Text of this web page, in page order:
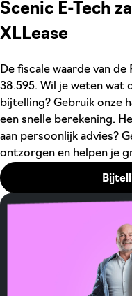
Scenic E-Tech
XLLease
De fiscale waarde van
38.595. Wil je weten
bijtelling? Gebruik onze
een snelle berekening.
aan persoonlijk advies?
ontzorgen en helpen je